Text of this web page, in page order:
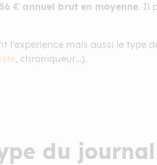
€ annuel brut en moyenne. Il
mais aussi le type
, chroniqueur…).
du